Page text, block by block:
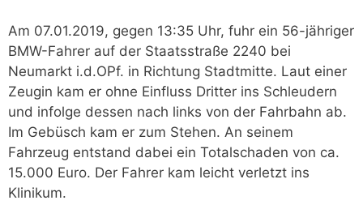
Am 07.01.2019, gegen 13:35 Uhr, fuhr ein 56-jähriger
BMW-Fahrer auf der Staatsstraße 2240 bei
Neumarkt i.d.OPf. in Richtung Stadtmitte. Laut einer
Zeugin kam er ohne Einfluss Dritter ins Schleudern
und infolge dessen nach links von der Fahrbahn ab.
Im Gebüsch kam er zum Stehen. An seinem
Fahrzeug entstand dabei ein Totalschaden von ca.
15.000 Euro. Der Fahrer kam leicht verletzt ins
Klinikum.